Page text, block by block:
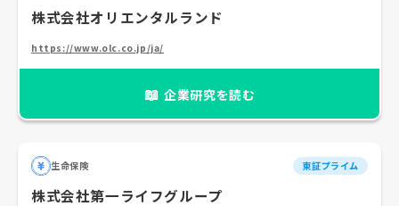
株式会社オリエンタルランド
https://www.olc.co.jp/ja/
📖 企業研究を読む
生命保険 東証プライム
株式会社第一ライフグループ